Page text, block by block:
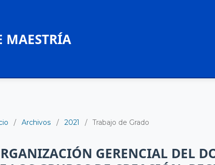
MAESTRÍA
/ Archivos / 2021 / Trabajo de Grado
GERENCIAL DEL